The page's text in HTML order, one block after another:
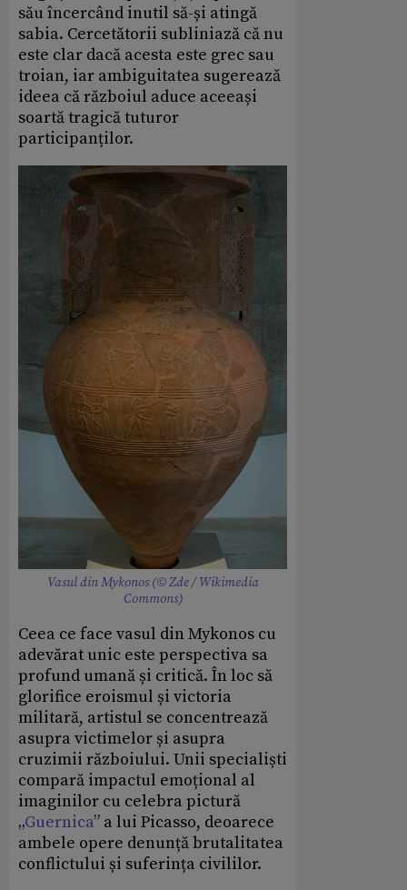
său încercând inutil să-și atingă
sabia. Cercetătorii subliniază că nu
este clar dacă acesta este grec sau
troian, iar ambiguitatea sugerează
ideea că războiul aduce aceeași
soartă tragică tuturor
participanților.
Vasul din Mykonos (© Zde / Wikimedia
Commons)
Ceea ce face vasul din Mykonos cu
adevărat unic este perspectiva sa
profund umană și critică. În loc să
glorifice eroismul și victoria
militară, artistul se concentrează
asupra victimelor și asupra
cruzimii războiului. Unii specialiști
compară impactul emoțional al
imaginilor cu celebra pictură
„Guernica” a lui Picasso, deoarece
ambele opere denunță brutalitatea
conflictului și suferința civililor.